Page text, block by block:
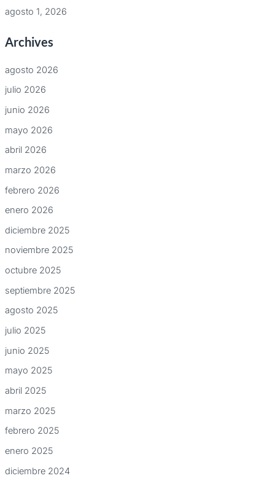
agosto 1, 2026
Archives
agosto 2026
julio 2026
junio 2026
mayo 2026
abril 2026
marzo 2026
febrero 2026
enero 2026
diciembre 2025
noviembre 2025
octubre 2025
septiembre 2025
agosto 2025
julio 2025
junio 2025
mayo 2025
abril 2025
marzo 2025
febrero 2025
enero 2025
diciembre 2024